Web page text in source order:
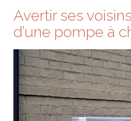
Avertir ses
d’une pompe à